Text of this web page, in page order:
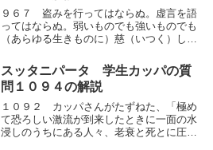
９６７ 盗みを行ってはならぬ。虚言を語
ってはならぬ。弱いものでも強いものでも
（あらゆる生きものに）慈（いつく）しみ
は、「悪魔の仲間」であると想って、これ
を除き去れ。両極端への誘惑を制し、それ
らを掴もうと...
スッタニパータ 学生カッパの質
問１０９４の解説
１０９２ カッパさんがたずねた、「極め
て恐ろしい激流が到来したときに一面の水
浸しのうちにある人々、老衰と死とに圧倒